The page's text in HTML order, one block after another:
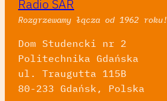
Radio SAR
Rozgrzewamy łącza od 1962 roku!
Dom Studencki nr 2
Politechnika Gdańska
ul. Traugutta 115B
80-233 Gdańsk, Polska